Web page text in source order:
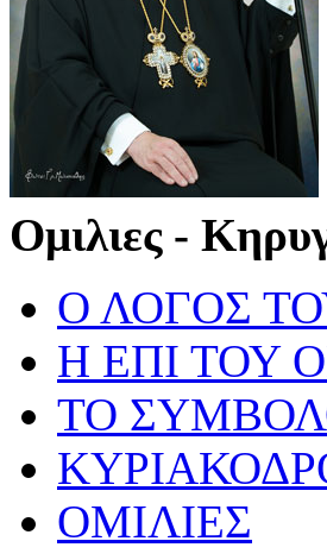
Ομιλιες -
Ο ΛΟΓΟΣ
Η ΕΠΙ ΤΟΥ
ΤΟ
ΟΜΙΛΙΕΣ